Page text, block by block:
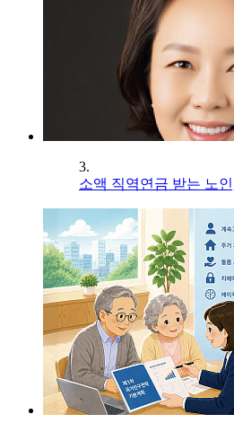
3.
소액 직역연금 받는 노